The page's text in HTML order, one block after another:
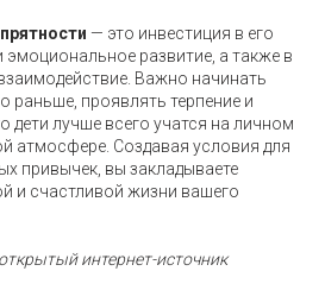
— это инвестиция в его
развитие, а также в
Важно начинать
раньше, проявлять терпение и
дети лучше всего учатся на личном
атмосфере. Создавая условия для
привычек, вы закладываете
и счастливой жизни вашего
интернет-источник